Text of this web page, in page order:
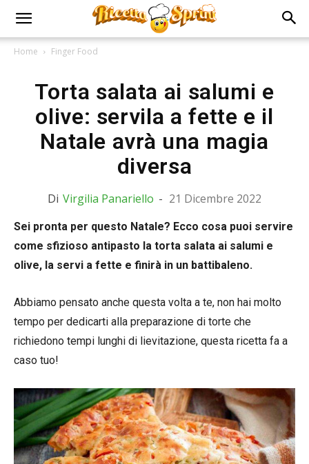
Home Finger Food
Torta salata ai salumi e
olive: servila a fette e il
Natale avrà una magia
diversa
Di Virgilia Panariello - 21 Dicembre 2022
Sei pronta per questo Natale? Ecco cosa puoi servire
come sfizioso antipasto la torta salata ai salumi e
olive, la servi a fette e finirà in un battibaleno.
Abbiamo pensato anche questa volta a te, non hai molto
tempo per dedicarti alla preparazione di torte che
richiedono tempi lunghi di lievitazione, questa ricetta fa a
caso tuo!